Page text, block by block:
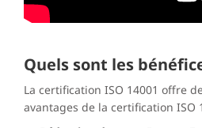
Quels sont les
La certification ISO 14001 offre
avantages de la certification ISO